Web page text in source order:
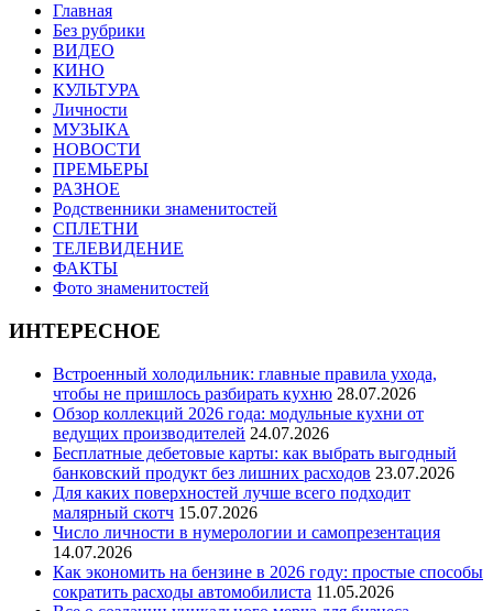
Главная
Без рубрики
ВИДЕО
КИНО
КУЛЬТУРА
Личности
МУЗЫКА
НОВОСТИ
ПРЕМЬЕРЫ
РАЗНОЕ
Родственники знаменитостей
СПЛЕТНИ
ТЕЛЕВИДЕНИЕ
ФАКТЫ
Фото знаменитостей
ИНТЕРЕСНОЕ
Встроенный холодильник: главные правила ухода,
чтобы не пришлось разбирать кухню 28.07.2026
Обзор коллекций 2026 года: модульные кухни от
ведущих производителей 24.07.2026
Бесплатные дебетовые карты: как выбрать выгодный
банковский продукт без лишних расходов 23.07.2026
Для каких поверхностей лучше всего подходит
малярный скотч 15.07.2026
Число личности в нумерологии и самопрезентация
14.07.2026
Как экономить на бензине в 2026 году: простые способы
сократить расходы автомобилиста 11.05.2026